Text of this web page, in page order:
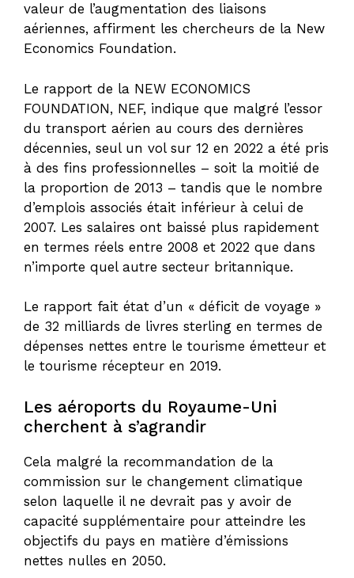
valeur de l’augmentation des liaisons
aériennes, affirment les chercheurs de la New
Economics Foundation.
Le rapport de la NEW ECONOMICS
FOUNDATION, NEF, indique que malgré l’essor
du transport aérien au cours des dernières
décennies, seul un vol sur 12 en 2022 a été pris
à des fins professionnelles – soit la moitié de
la proportion de 2013 – tandis que le nombre
d’emplois associés était inférieur à celui de
2007. Les salaires ont baissé plus rapidement
en termes réels entre 2008 et 2022 que dans
n’importe quel autre secteur britannique.
Le rapport fait état d’un « déficit de voyage »
de 32 milliards de livres sterling en termes de
dépenses nettes entre le tourisme émetteur et
le tourisme récepteur en 2019.
Les aéroports du Royaume-Uni
cherchent à s’agrandir
Cela malgré la recommandation de la
commission sur le changement climatique
selon laquelle il ne devrait pas y avoir de
capacité supplémentaire pour atteindre les
objectifs du pays en matière d’émissions
nettes nulles en 2050.